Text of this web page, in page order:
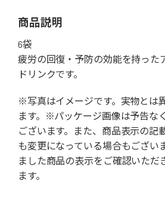
商品説明
6袋
疲労の回復・予防の効能を持った
ドリンクです。
※写真はイメージです。実物とは
ます。※パッケージ画像は予告な
ございます。また、商品表示の記
も変更になっている場合もござい
ました商品の表示をご確認いただ
ます。